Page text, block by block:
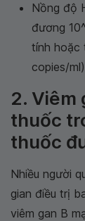
Nồng độ
đương
tính hoặc
copies/
2. Viêm
thuốc
thuốc
Nhiều người
gian điều trị
viêm gan B